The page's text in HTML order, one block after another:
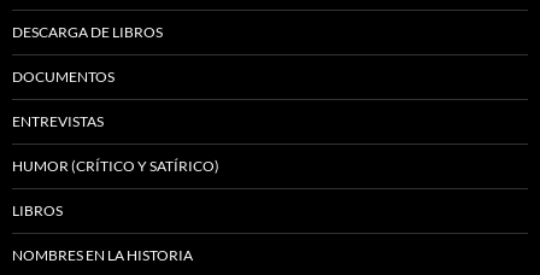
DESCARGA DE LIBROS
DOCUMENTOS
ENTREVISTAS
HUMOR (CRÍTICO Y SATÍRICO)
LIBROS
NOMBRES EN LA HISTORIA